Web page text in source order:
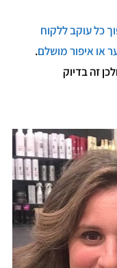
כל עוקב ללקוח
או איפור מושלם.
זה בדיוק